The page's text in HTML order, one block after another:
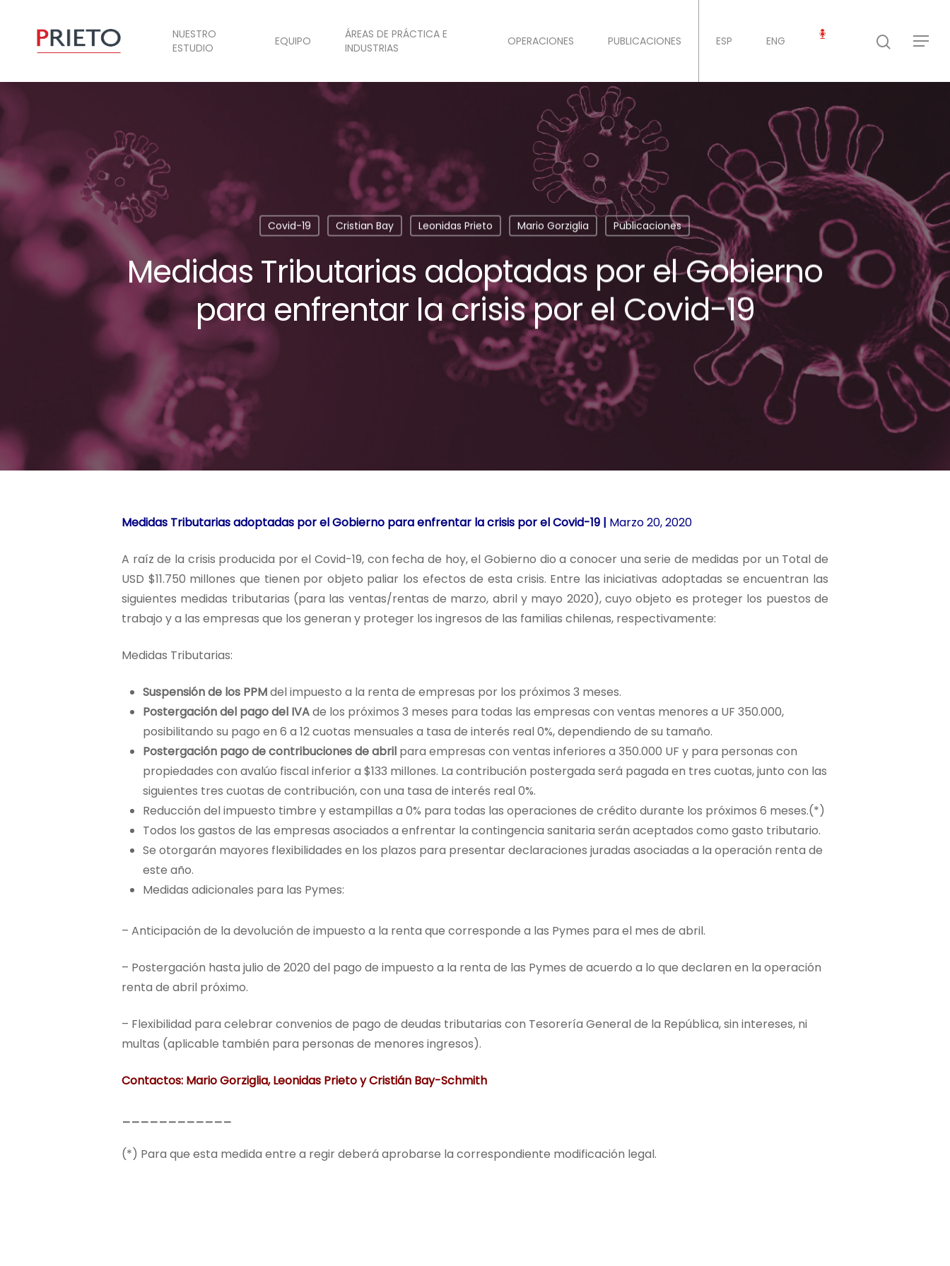
NUESTRO
ESTUDIO
EQUIPO
ÁREAS DE PRÁCTICA E
INDUSTRIAS
OPERACIONES PUBLICACIONES ESP ENG
Covid-19 Cristian Bay Leonidas Prieto Mario Gorziglia Publicaciones
Medidas Tributarias adoptadas por el Gobierno
para enfrentar la crisis por el Covid-19
Medidas Tributarias adoptadas por el Gobierno para enfrentar la crisis por el Covid-19 | Marzo 20, 2020
A raíz de la crisis producida por el Covid-19, con fecha de hoy, el Gobierno dio a conocer una serie de medidas por un Total de
USD $11.750 millones que tienen por objeto paliar los efectos de esta crisis. Entre las iniciativas adoptadas se encuentran las
siguientes medidas tributarias (para las ventas/rentas de marzo, abril y mayo 2020), cuyo objeto es proteger los puestos de
trabajo y a las empresas que los generan y proteger los ingresos de las familias chilenas, respectivamente:
Medidas Tributarias:
Suspensión de los PPMdel impuesto a la renta de empresas por los próximos 3 meses.
Postergación del pago del IVAde los próximos 3 meses para todas las empresas con ventas menores a UF 350.000,
posibilitando su pago en 6 a 12 cuotas mensuales a tasa de interés real 0%, dependiendo de su tamaño.
Postergación pago de contribuciones de abril para empresas con ventas inferiores a 350.000 UF y para personas con
propiedades con avalúo fiscal inferior a $133 millones. La contribución postergada será pagada en tres cuotas, junto con las
siguientes tres cuotas de contribución, con una tasa de interés real 0%.
Reducción del impuesto timbre y estampillas a 0% para todas las operaciones de crédito durante los próximos 6 meses.(*)
Todos los gastos de las empresas asociados a enfrentar la contingencia sanitaria serán aceptados como gasto tributario.
Se otorgarán mayores flexibilidades en los plazos para presentar declaraciones juradas asociadas a la operación renta de
este año.
Medidas adicionales para las Pymes:
– Anticipación de la devolución de impuesto a la renta que corresponde a las Pymes para el mes de abril.
– Postergación hasta julio de 2020 del pago de impuesto a la renta de las Pymes de acuerdo a lo que declaren en la operación
renta de abril próximo.
– Flexibilidad para celebrar convenios de pago de deudas tributarias con Tesorería General de la República, sin intereses, ni
multas (aplicable también para personas de menores ingresos).
Contactos: Mario Gorziglia, Leonidas Prieto y Cristián Bay-Schmith
____________
(*) Para que esta medida entre a regir deberá aprobarse la correspondiente modificación legal.